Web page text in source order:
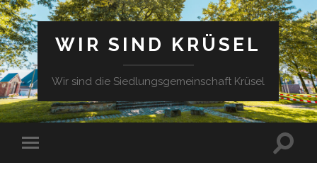
WIR SIND KRÜSEL
Wir sind die Siedlungsgemeinschaft Krüsel